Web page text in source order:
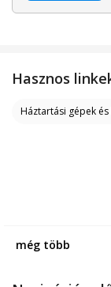
Hasznos
Háztartási gépek és
még több